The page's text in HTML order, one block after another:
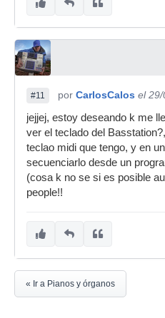
#11 por CarlosCalos el
jejjej, estoy deseando k me
ver el teclado del
teclao midi que tengo, y en
secuenciarlo desde un
(cosa k no se si es posible
people!!
« Ir a Pianos y órganos